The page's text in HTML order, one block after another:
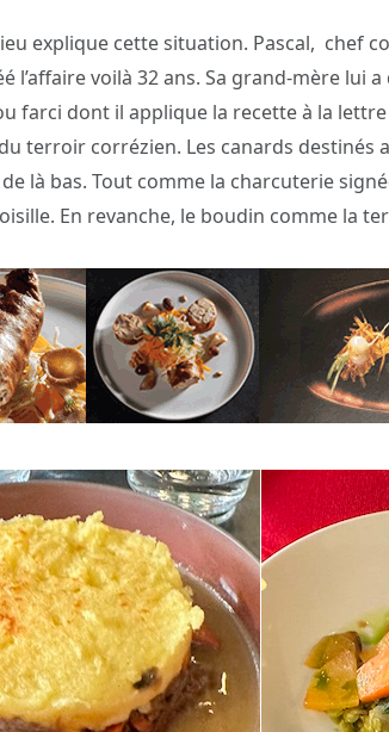
explique cette situation. Pascal, chef
l’affaire voilà 32 ans. Sa grand-mère lui
farci dont il applique la recette à la lettre
terroir corrézien. Les canards
là bas. Tout comme la charcuterie
En revanche, le boudin comme la